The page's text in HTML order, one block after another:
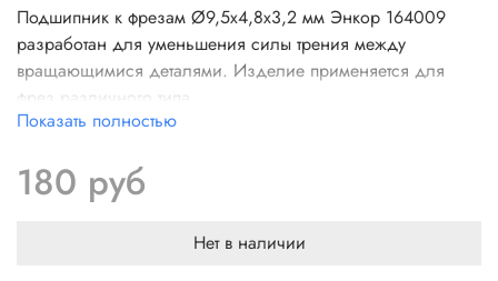
Подшипник к фрезам Ø9,5х4,8х3,2 мм Энкор 164009
разработан для уменьшения силы трения между
вращающимися деталями. Изделие применяется для
фрез различного типа
Показать полностью
180 руб
Нет в наличии